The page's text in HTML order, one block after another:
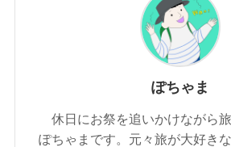
ぽちゃま
休日にお祭を追いかけながら
ぽちゃまです。元々旅が大好き